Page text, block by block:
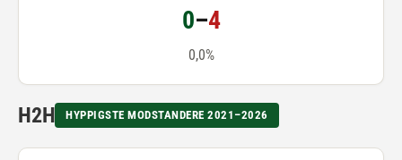
0–4
0,0%
H2H HYPPIGSTE MODSTANDERE 2021–2026